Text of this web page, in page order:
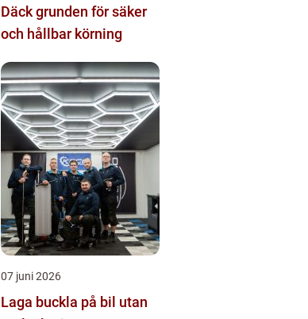
Däck grunden för säker
och hållbar körning
07 juni 2026
Laga buckla på bil utan